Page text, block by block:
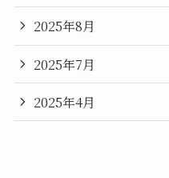
2025年8月
2025年7月
2025年4月